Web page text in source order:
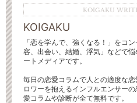
KOIGAKU
KOIGAKU
「恋を学んで、強くなる！」をコ
容、出会い、結婚、浮気」などで
ートメディアです。
毎日の恋愛コラムで人との適度な
ロワーを抱えるインフルエンサー
愛コラムや診断が全て無料です。